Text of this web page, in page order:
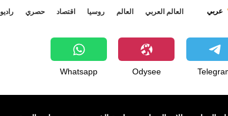
عربي العالم العربي العالم روسيا اقتصاد حصري راديو
Odysee
Whatsapp